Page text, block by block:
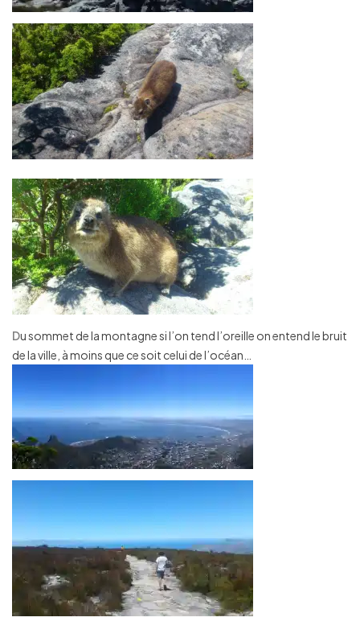
Du sommet de la montagne si l’on tend l’oreille on entend le bruit
de la ville, à moins que ce soit celui de l’océan…